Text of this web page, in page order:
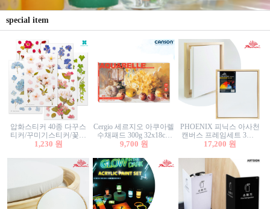
special item
압화스티커 40종 다꾸스
티커/꾸미기스티커/꽃스
티커/압화꽃책갈피/팬시
1,230 원
Cergio 세르지오 아쿠아렐
수채패드 300g 32x18cm
12매 1면제본
9,700 원
PHOENIX 피닉스 아사천
캔버스 프레임세트 3호F
27.3x22cm 캔버스와 올림
17,200 원